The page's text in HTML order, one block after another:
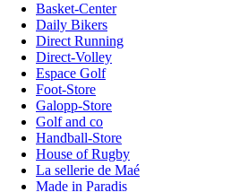
Basket-Center
Daily Bikers
Direct Running
Direct-Volley
Espace Golf
Foot-Store
Galopp-Store
Golf and co
Handball-Store
House of Rugby
La sellerie de Maé
Made in Paradis